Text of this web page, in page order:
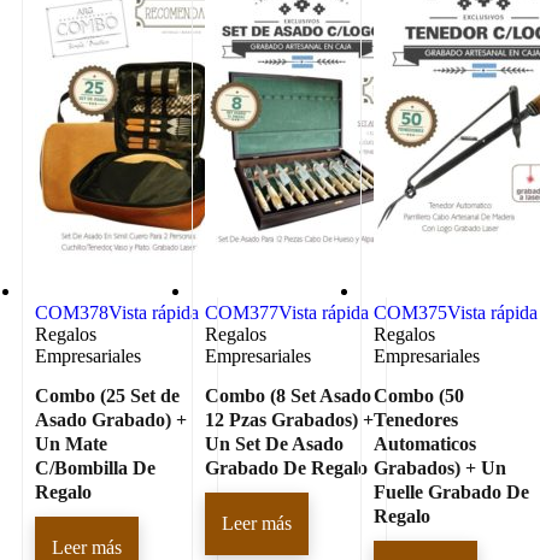
COM378Vista rápida
Regalos
Empresariales
Combo (25 Set de
Asado Grabado) +
Un Mate
C/Bombilla De
Regalo
Leer más
COM377Vista rápida
Regalos
Empresariales
Combo (8 Set Asado
12 Pzas Grabados) +
Un Set De Asado
Grabado De Regalo
Leer más
COM375Vista rápida
Regalos
Empresariales
Combo (50
Tenedores
Automaticos
Grabados) + Un
Fuelle Grabado De
Regalo